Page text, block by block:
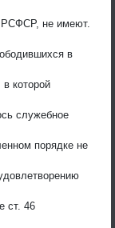
РСФСР, не имеют.
в
которой
служебное
порядке не
ст. 46